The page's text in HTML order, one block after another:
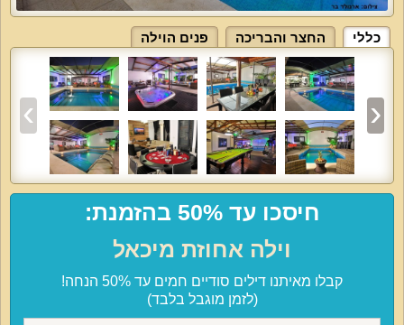
כללי החצר והבריכה פנים הוילה
חיסכו עד 50% בהזמנת:
וילה אחוזת מיכאל
קבלו מאיתנו דילים סודיים חמים עד 50% הנחה!
(לזמן מוגבל בלבד)